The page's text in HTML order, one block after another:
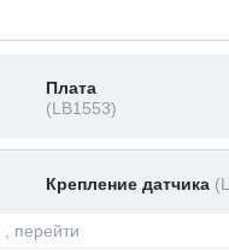
Плата
(LB1553)
Крепление датчика
, перейти